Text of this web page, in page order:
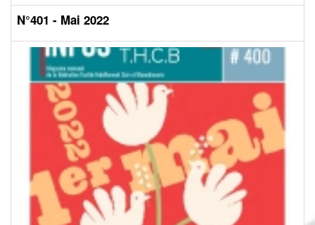
N°401 - Mai 2022